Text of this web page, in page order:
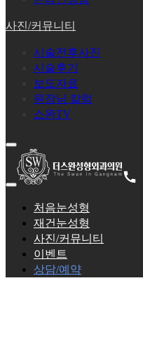
사진/커뮤니티
시술전후사진
시술후기
보도자료
원장님 칼럼
스완TV
처음눈성형
재건눈성형
사진/커뮤니티
이벤트
상담/예약